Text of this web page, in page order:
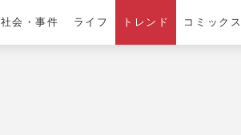
社会・事件 ライフ トレンド コミックス